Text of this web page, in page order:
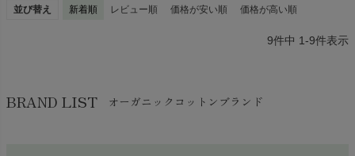
並び替え 新着順 レビュー順 価格が安い順 価格が高い順
9件中 1-9件表示
BRAND LIST オーガニックコットンブランド